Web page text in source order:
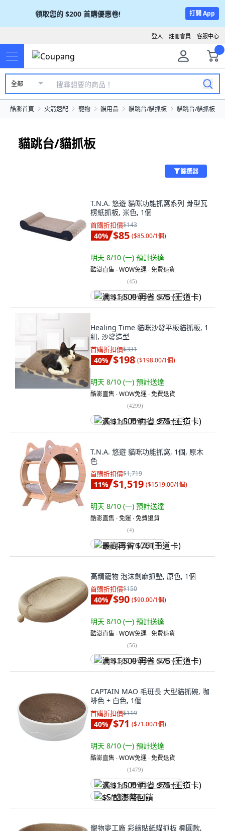
領取您的 $200 首購優惠卷! 打開 App
客服中心
註冊會員
登入
全部
酷澎首頁 火箭速配 寵物 貓用品 貓跳台/貓抓板 貓跳台/貓抓板
貓跳台/貓抓板
篩選器
T.N.A. 悠遊 貓咪功能抓窩系列 骨型瓦
楞紙抓板, 米色, 1個
首購折扣價$143
40% $85 ($85.00/1個)
明天 8/10 (一) 預計送達
酷澎直售 ∙ WOW免運 ∙ 免費退貨
(45)
满 $1,500 再省 $75 (王道卡)
Healing Time 貓咪沙發平板貓抓板, 1
組, 沙發造型
首購折扣價$331
40% $198 ($198.00/1個)
明天 8/10 (一) 預計送達
酷澎直售 ∙ WOW免運 ∙ 免費退貨
(4299)
满 $1,500 再省 $75 (王道卡)
T.N.A. 悠遊 貓咪功能抓窩, 1個, 原木
色
首購折扣價$1,719
11% $1,519 ($1519.00/1個)
明天 8/10 (一) 預計送達
酷澎直售 ∙ 免運 ∙ 免費退貨
(4)
最高再省 $76 (王道卡)
高精寵物 泡沫劍麻抓墊, 原色, 1個
首購折扣價$150
40% $90 ($90.00/1個)
明天 8/10 (一) 預計送達
酷澎直售 ∙ WOW免運 ∙ 免費退貨
(56)
满 $1,500 再省 $75 (王道卡)
CAPTAIN MAO 毛班長 大型貓抓碗, 咖
啡色 + 白色, 1個
首購折扣價$119
40% $71 ($71.00/1個)
明天 8/10 (一) 預計送達
酷澎直售 ∙ WOW免運 ∙ 免費退貨
(1479)
满 $1,500 再省 $75 (王道卡)
$5 酷澎幣回饋
寵物夢工廠 彩繪貼紙貓抓板 橢圓款,